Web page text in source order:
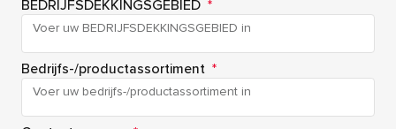
BEDRIJFSDEKKINGSGEBIED *
Bedrijfs-/productassortiment *